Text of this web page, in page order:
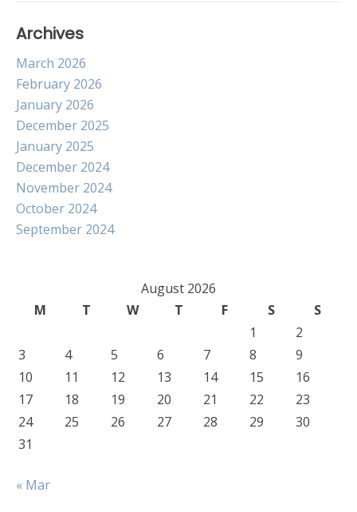
Archives
March 2026
February 2026
January 2026
December 2025
January 2025
December 2024
November 2024
October 2024
September 2024
August 2026
M
T W T F S
S
1
2
3
4 5 6 7 8
9
10
11 12 13 14 15
16
17
18 19 20 21 22
23
24
25 26 27 28 29
30
31
« Mar